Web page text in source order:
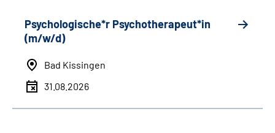
Psychologische*r Psychotherapeut*in
(m/w/d)
Bad Kissingen
31.08.2026